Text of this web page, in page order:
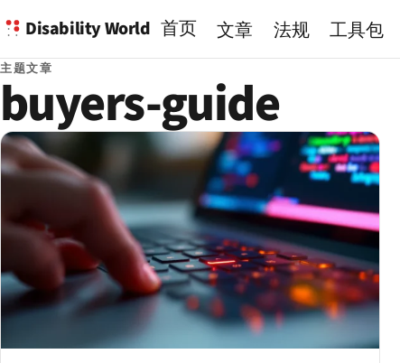
Disability World 首页 文章 法规 工具包
主题文章
buyers-guide